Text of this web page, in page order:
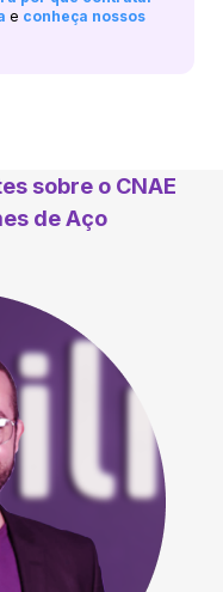
e conheça nossos
sobre o CNAE
de Aço